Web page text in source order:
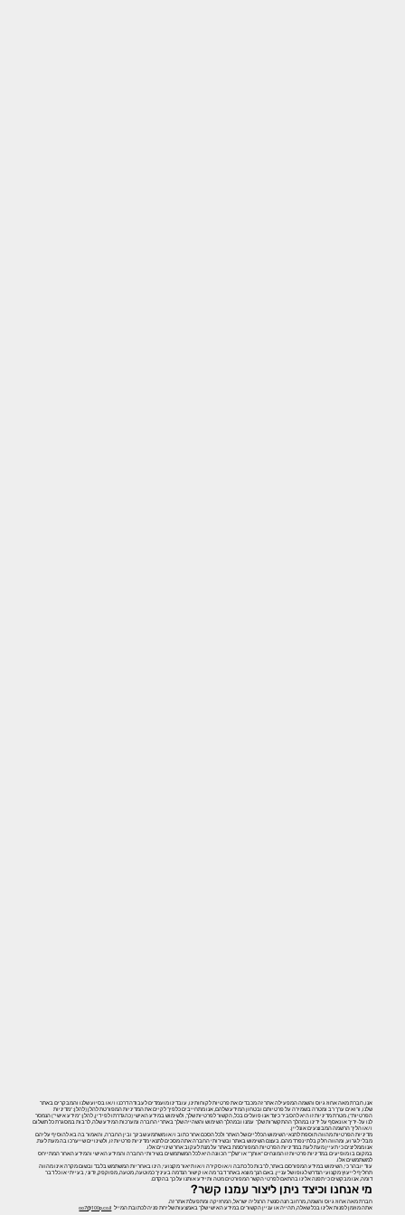
אנו, חברת מאה אחוז גיוס והשמה המפעילה אתר זה מכבדים את פרטיות לקוחותינו, עובדינו מועמדים לעבודה דרכנו ו/או בסיוע שלנו והמבקרים באתר
שלנו, ורואים ערך רב ומטרה בשמירה על פרטיותם ובטחון המידע שלהם, אנו מתחייבים כלפיך לקיים את המדיניות המפורטת להלן (להלן: "מדיניות
הפרטיות"). מטרת מדיניות זו היא להסביר כיצד אנו פועלים בכל, הקשור לפרטיות שלך, ולשימוש במידע האישי (כהגדרתו לפי דין, להלן: "מידע אישי") הנמסר
לנו על-ידיך או נאסף על ידינו במהלך ההתקשרות שלך עמנו ובמהלך השימוש והשהייה שלך באתרי החברה ומערכות המידע שלה, לרבות במסגרת כל תשלום
ו/או הליך הרשמה המבוצעים אונליין.
מדיניות הפרטיות מהווה תוספת לתנאי השימוש הכלליים של האתר ולכל הסכם אחר כתוב ו/או משתמע שבינך ובין החברה, והאמור בה בא להוסיף עליהם
מבלי לגרוע, ומהווה חלק בלתי נפרד מהם. בעצם השימוש באתר ובשירותי החברה אתה מסכים לתנאי מדיניות פרטיות זו, ולשינויים שייערכו בה מעת לעת.
אנו ממליצים כי תעיין מעת לעת במדיניות הפרטיות המפורסמת באתר על מנת לעקוב אחר שינויים אלו.
במקום בו מופיעים במדיניות פרטיות זו המונחים "אותך" או "שלך" הכוונה היא לכל המשתמשים בשירותי החברה והמידע האישי והמידע האחר המתייחס
למשתמשים אלו.
עוד יובהר כי, השימוש במידע המפורסם באתר, לרבות כל כתבה ו/או סקירה ו/או תיאור מקצועי, הינו באחריות המשתמש בלבד ובשום מקרה אינו מהווה
תחליף לייעוץ מקצועי הנדרש לגופו של עניין. באם הנך מוצא באתר דבר מה או קישור הנדמה בעיניך כמוטעה, מטעה, מפוקפק, זדוני, בעייתי או כל דבר
דומה, אנו מבקשים כי תפנה אלינו בהתאם לפרטי הקשר המפורטים מטה ותיידע אותנו על כך בהקדם.
מי אנחנו וכיצד ניתן ליצור עמנו קשר?
.חברת מאה אחוז גיוס והשמה, מרחוב חנה סנש 7 הרצליה ישראל, המחזיקה ומתפעלת אתר זה
oo7@100p.co.il אתה מוזמן לפנות אלינו בכל שאלה, תהייה או עניין הקשורים במידע האישי שלך באמצעות שליחת פניה לכתובת המייל